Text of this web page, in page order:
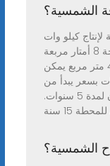
الشمسية؟
لإنتاج كيلو وات
حوالي 1500 دولار. وتحتاج إلى مساحة 8 أمتار مربعة
على الأرض. وفي حالة مساحة 40 متر مربع يمكن
بسعة 5 كيلووات بسعر يبدأ من
100.000 جنيه شامل التركيب والضمان لمدة 5 سنوات.
الشمسية؟